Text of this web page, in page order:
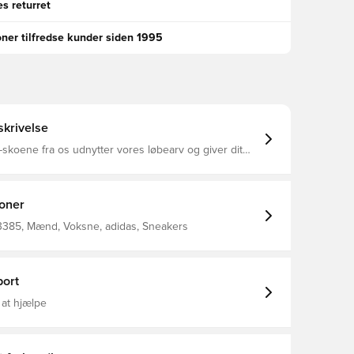
returret
tilfredse kunder siden 1995
skoene fra os udnytter vores løbearv og giver dit
forankret i 70'er-stilen. Almindelig pasform
Overdel i tekstil og læder Tekstilfor Cloudfoam-
i gummi
Mænd, Voksne, adidas, Sneakers
at hjælpe